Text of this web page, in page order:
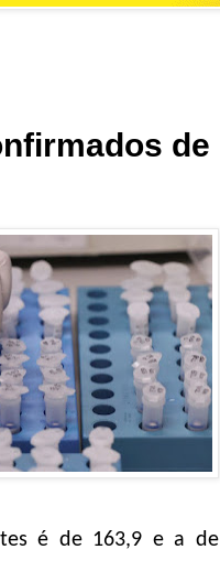
de
é de 163,9 e a de